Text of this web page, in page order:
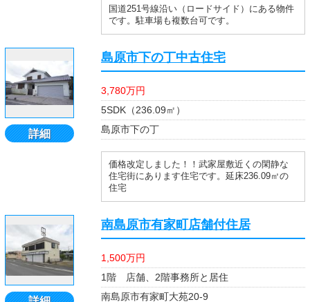
国道251号線沿い（ロードサイド）にある物件
です。駐車場も複数台可です。
詳細
島原市下の丁中古住宅
3,780万円
5SDK（236.09㎡）
島原市下の丁
価格改定しました！！武家屋敷近くの閑静な
住宅街にあります住宅です。延床236.09㎡の
住宅
南島原市有家町店舗付住居
1,500万円
1階 店舗、2階事務所と居住
南島原市有家町大苑20-9